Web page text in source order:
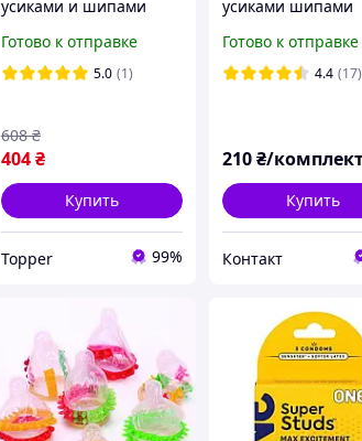
усиками и шипами
удовольствия!
Готово к отправке
5.0 (1)
404₴
608 ₴
Купить
Topper 99%
усиками шипами
штук Лучшая цена
опт !
Готово к отправке
4.4 (17)
210₴/
Купить
Контакт